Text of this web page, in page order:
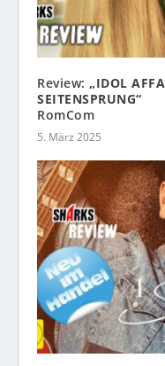
Review:„IDOL
SEITENSPRUNG“
RomCom
5. März 2025